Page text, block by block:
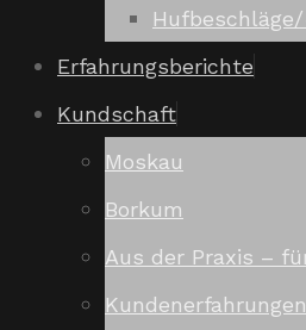
Erfahrungsberichte
Kundschaft
Moskau
Borkum
Aus der Praxis –
Kundenerfahrungen